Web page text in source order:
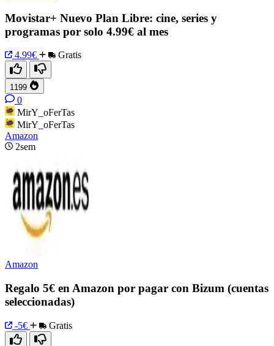
Movistar+ Nuevo Plan Libre: cine, series y
programas por solo 4.99€ al mes
4.99€ Gratis
1199
0
MirY_oFerTas
MirY_oFerTas
Amazon
2sem
Amazon
Regalo 5€ en Amazon por pagar con Bizum (cuentas
seleccionadas)
-5€ Gratis